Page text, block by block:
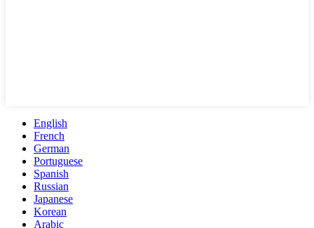
English
French
German
Portuguese
Spanish
Russian
Japanese
Korean
Arabic